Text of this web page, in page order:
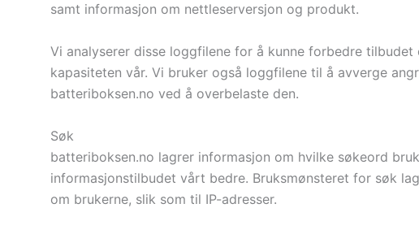
samt informasjon om nettleserversjon og produkt.
Vi analyserer disse loggfilene for å kunne forbedre
kapasiteten vår. Vi bruker også loggfilene til å avverge
batteriboksen.no ved å overbelaste den.
Søk
batteriboksen.no lagrer informasjon om hvilke søkeord
informasjonstilbudet vårt bedre. Bruksmønsteret for søk
om brukerne, slik som til IP-adresser.